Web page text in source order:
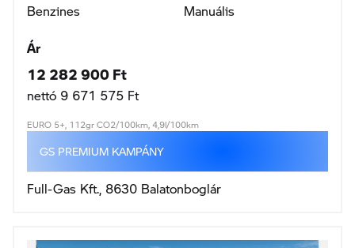
Benzines
Manuális
Ár
12 282 900 Ft
nettó 9 671 575 Ft
EURO 5+, 112gr CO2/100km, 4,9l/100km
GS PREMIUM KAMPÁNY
Full-Gas Kft., 8630 Balatonboglár